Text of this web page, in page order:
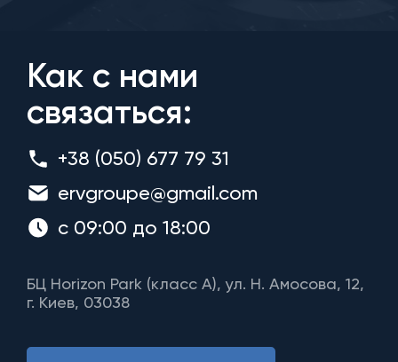
Как с нами
связаться:
+38 (050) 677 79 31
ervgroupe@gmail.com
с 09:00 до 18:00
БЦ Horizon Park (класс A), ул. Н. Амосова, 12,
г. Киев, 03038